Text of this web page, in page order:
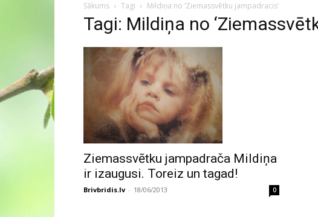
Sākums Tagi Mildiņa no ‘Ziemassvētku jampadracis’
Tagi: Mildiņa no
Ziemassvētku jampadrača Mildiņa
ir izaugusi. Toreiz un tagad!
Brivbridis.lv - 18/06/2013 0